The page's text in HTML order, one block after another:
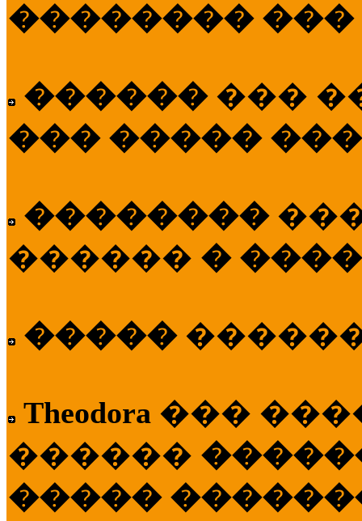
�������� ���
������ ���
��� �����
��������
������ �
�����
Theodora ���
������
�����